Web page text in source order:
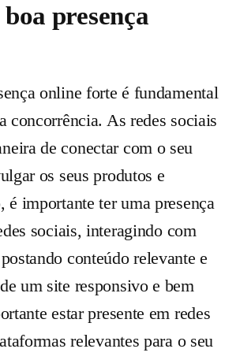
presença
online forte é fundamental
concorrência. As redes sociais
de conectar com o seu
os seus produtos e
é importante ter uma presença
sociais, interagindo com
conteúdo relevante e
um site responsivo e bem
estar presente em redes
relevantes para o seu